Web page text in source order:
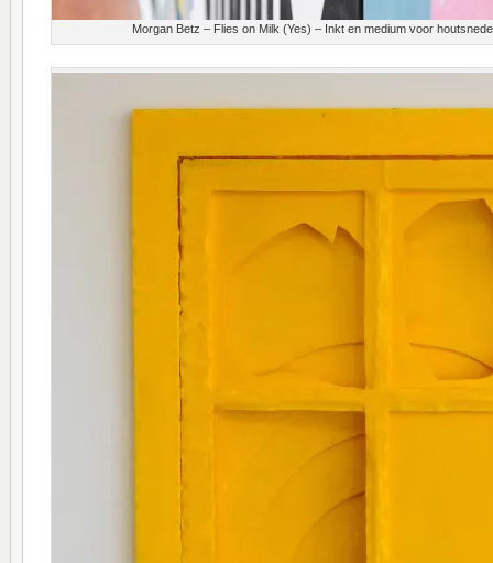
Morgan Betz – Flies on Milk (Yes) – Inkt en medium voor